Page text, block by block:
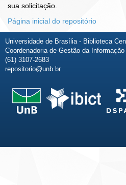
sua solicitação.
Página inicial do repositório
Universidade de Brasília - Biblioteca
Coordenadoria de Gestão da
(61) 3107-2683
repositorio@unb.br